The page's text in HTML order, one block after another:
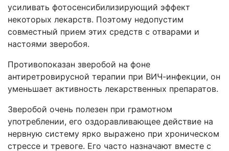
усиливать фотосенсибилизирующий эффект
некоторых лекарств. Поэтому недопустим
совместный прием этих средств с отварами и
настоями зверобоя.
Противопоказан зверобой на фоне
антиретровирусной терапии при ВИЧ-инфекции, он
уменьшает активность лекарственных препаратов.
Зверобой очень полезен при грамотном
употреблении, его оздоравливающее действие на
нервную систему ярко выражено при хроническом
стрессе и тревоге. Его часто назначают вместе с